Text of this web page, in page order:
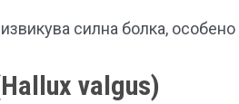
силна болка,
valgus)